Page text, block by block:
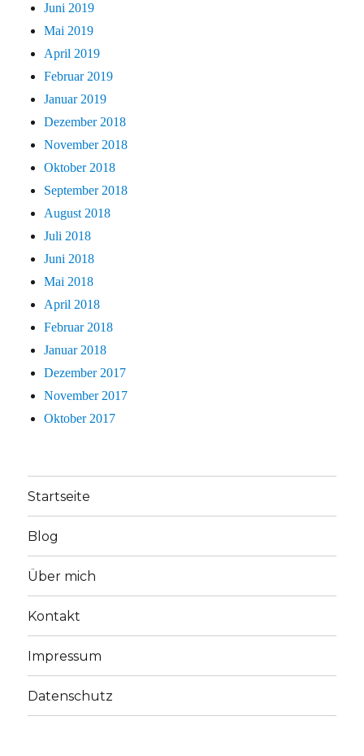
Juni 2019
Mai 2019
April 2019
Februar 2019
Januar 2019
Dezember 2018
November 2018
Oktober 2018
September 2018
August 2018
Juli 2018
Juni 2018
Mai 2018
April 2018
Februar 2018
Januar 2018
Dezember 2017
November 2017
Oktober 2017
Startseite
Blog
Über mich
Kontakt
Impressum
Datenschutz